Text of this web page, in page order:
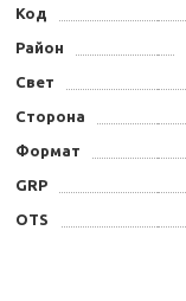
Код
Район
Свет
Сторона
Формат
GRP
OTS